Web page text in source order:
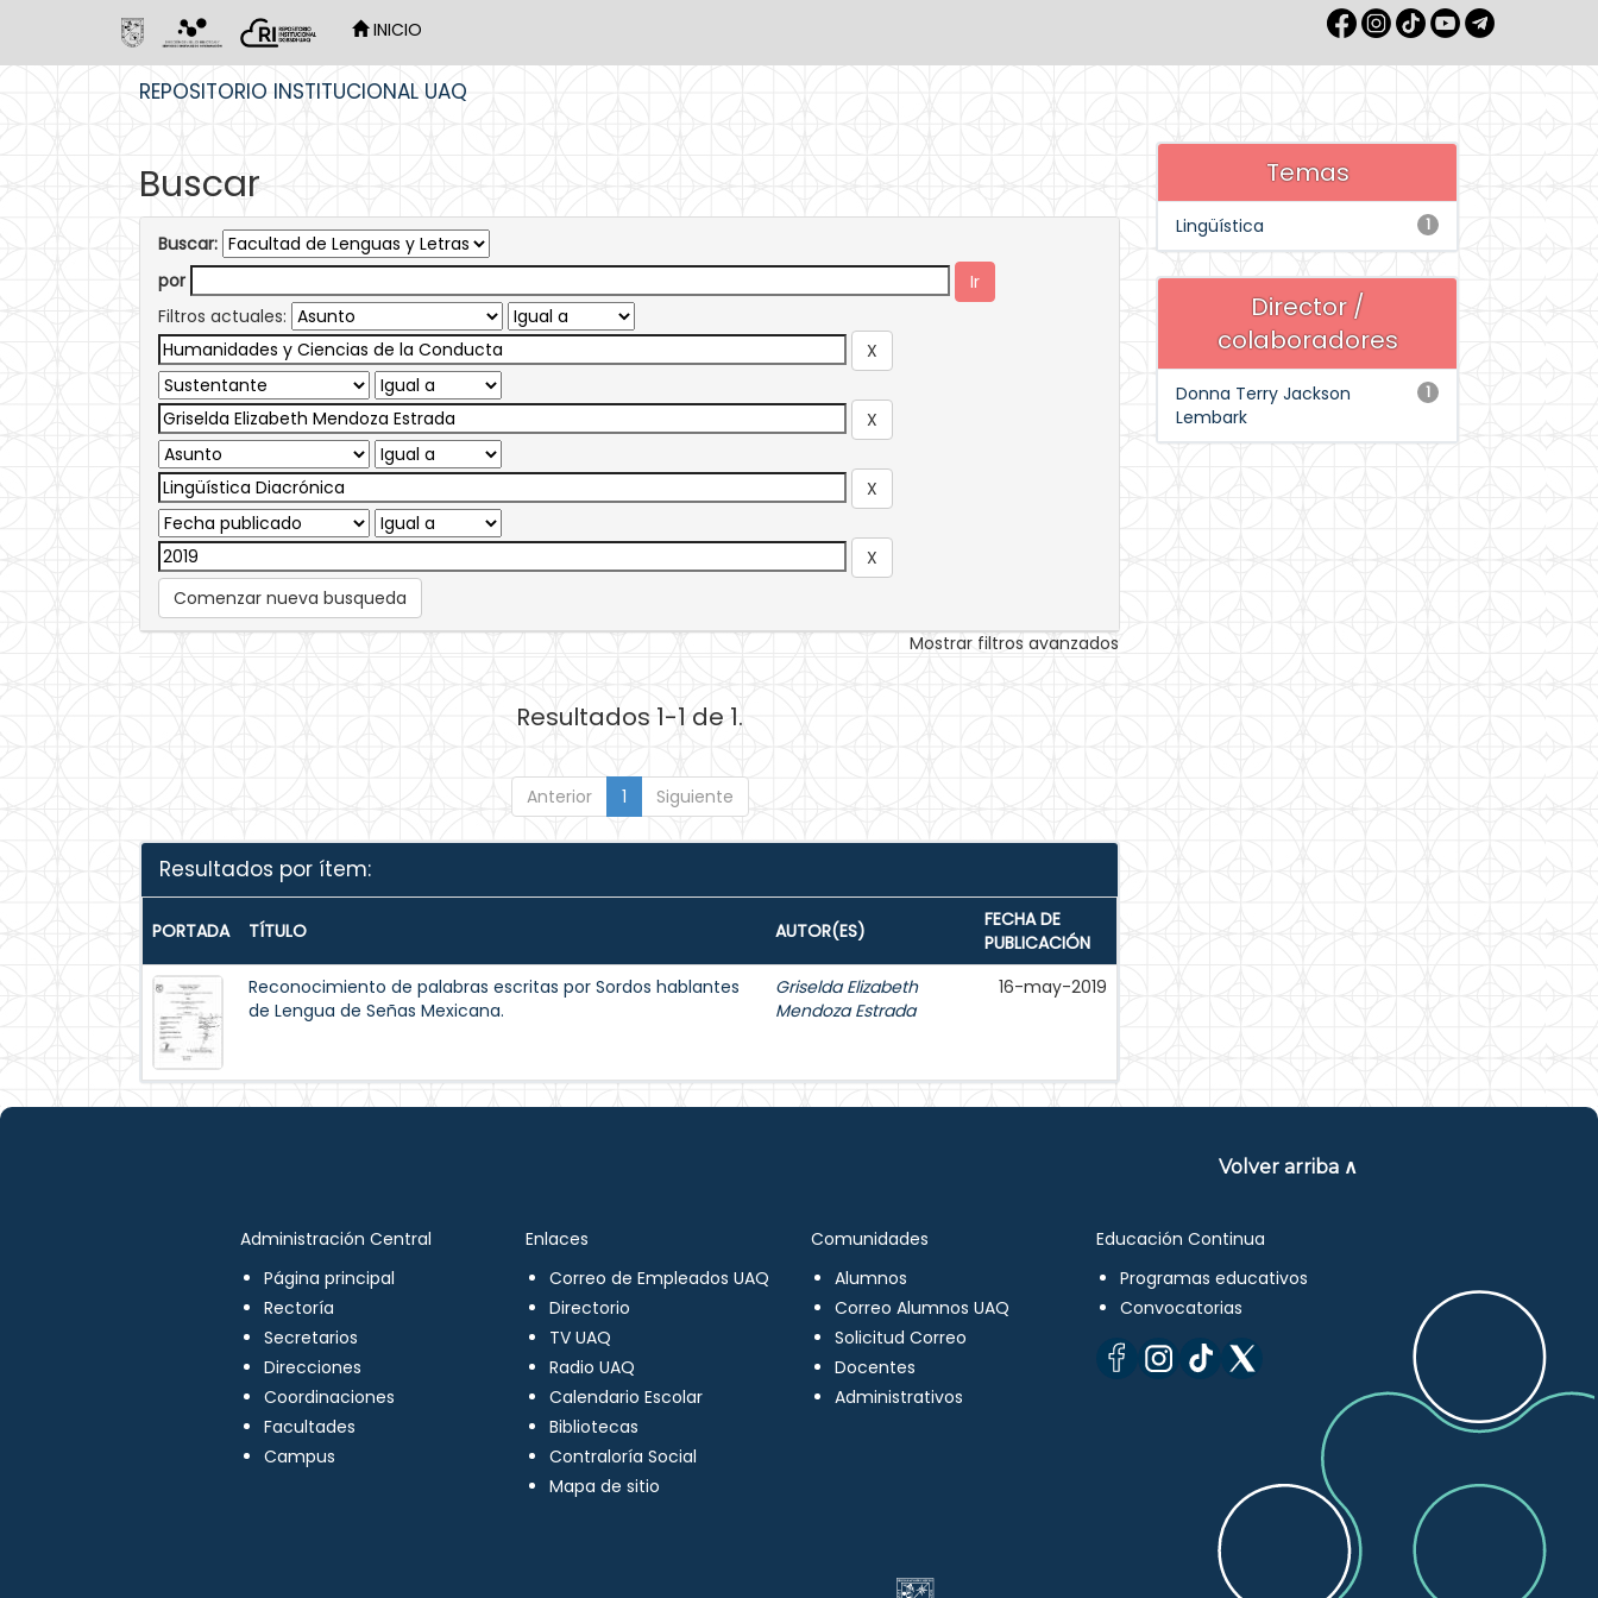
INICIO
REPOSITORIO INSTITUCIONAL UAQ
Buscar
Buscar:
por
Filtros actuales:
Comenzar nueva busqueda
Mostrar filtros avanzados
Resultados 1-1 de 1.
Anterior 1 Siguiente
Resultados por ítem:
PORTADA TÍTULO AUTOR(ES)
FECHA DE
PUBLICACIÓN
Reconocimiento de palabras escritas por Sordos hablantes
de Lengua de Señas Mexicana.
Griselda Elizabeth
Mendoza Estrada
16-may-2019
Temas
1
Lingüística
Director /
colaboradores
1
Donna Terry Jackson
Lembark
Volver arriba ∧
Administración Central
Página principal
Rectoría
Secretarios
Direcciones
Coordinaciones
Facultades
Campus
Enlaces
Correo de Empleados UAQ
Directorio
TV UAQ
Radio UAQ
Calendario Escolar
Bibliotecas
Contraloría Social
Mapa de sitio
Comunidades
Alumnos
Correo Alumnos UAQ
Solicitud Correo
Docentes
Administrativos
Educación Continua
Programas educativos
Convocatorias